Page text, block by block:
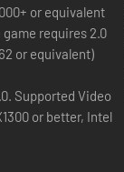
or equivalent
requires 2.0
or equivalent)
Supported Video
or better, Intel